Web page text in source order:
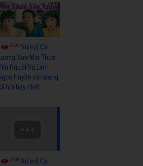
6392Video] Cải
Lương Xưa Một Thuở
Người Vũ Linh
Huyền cải lương
hội hay nhất
5738Video] Cải